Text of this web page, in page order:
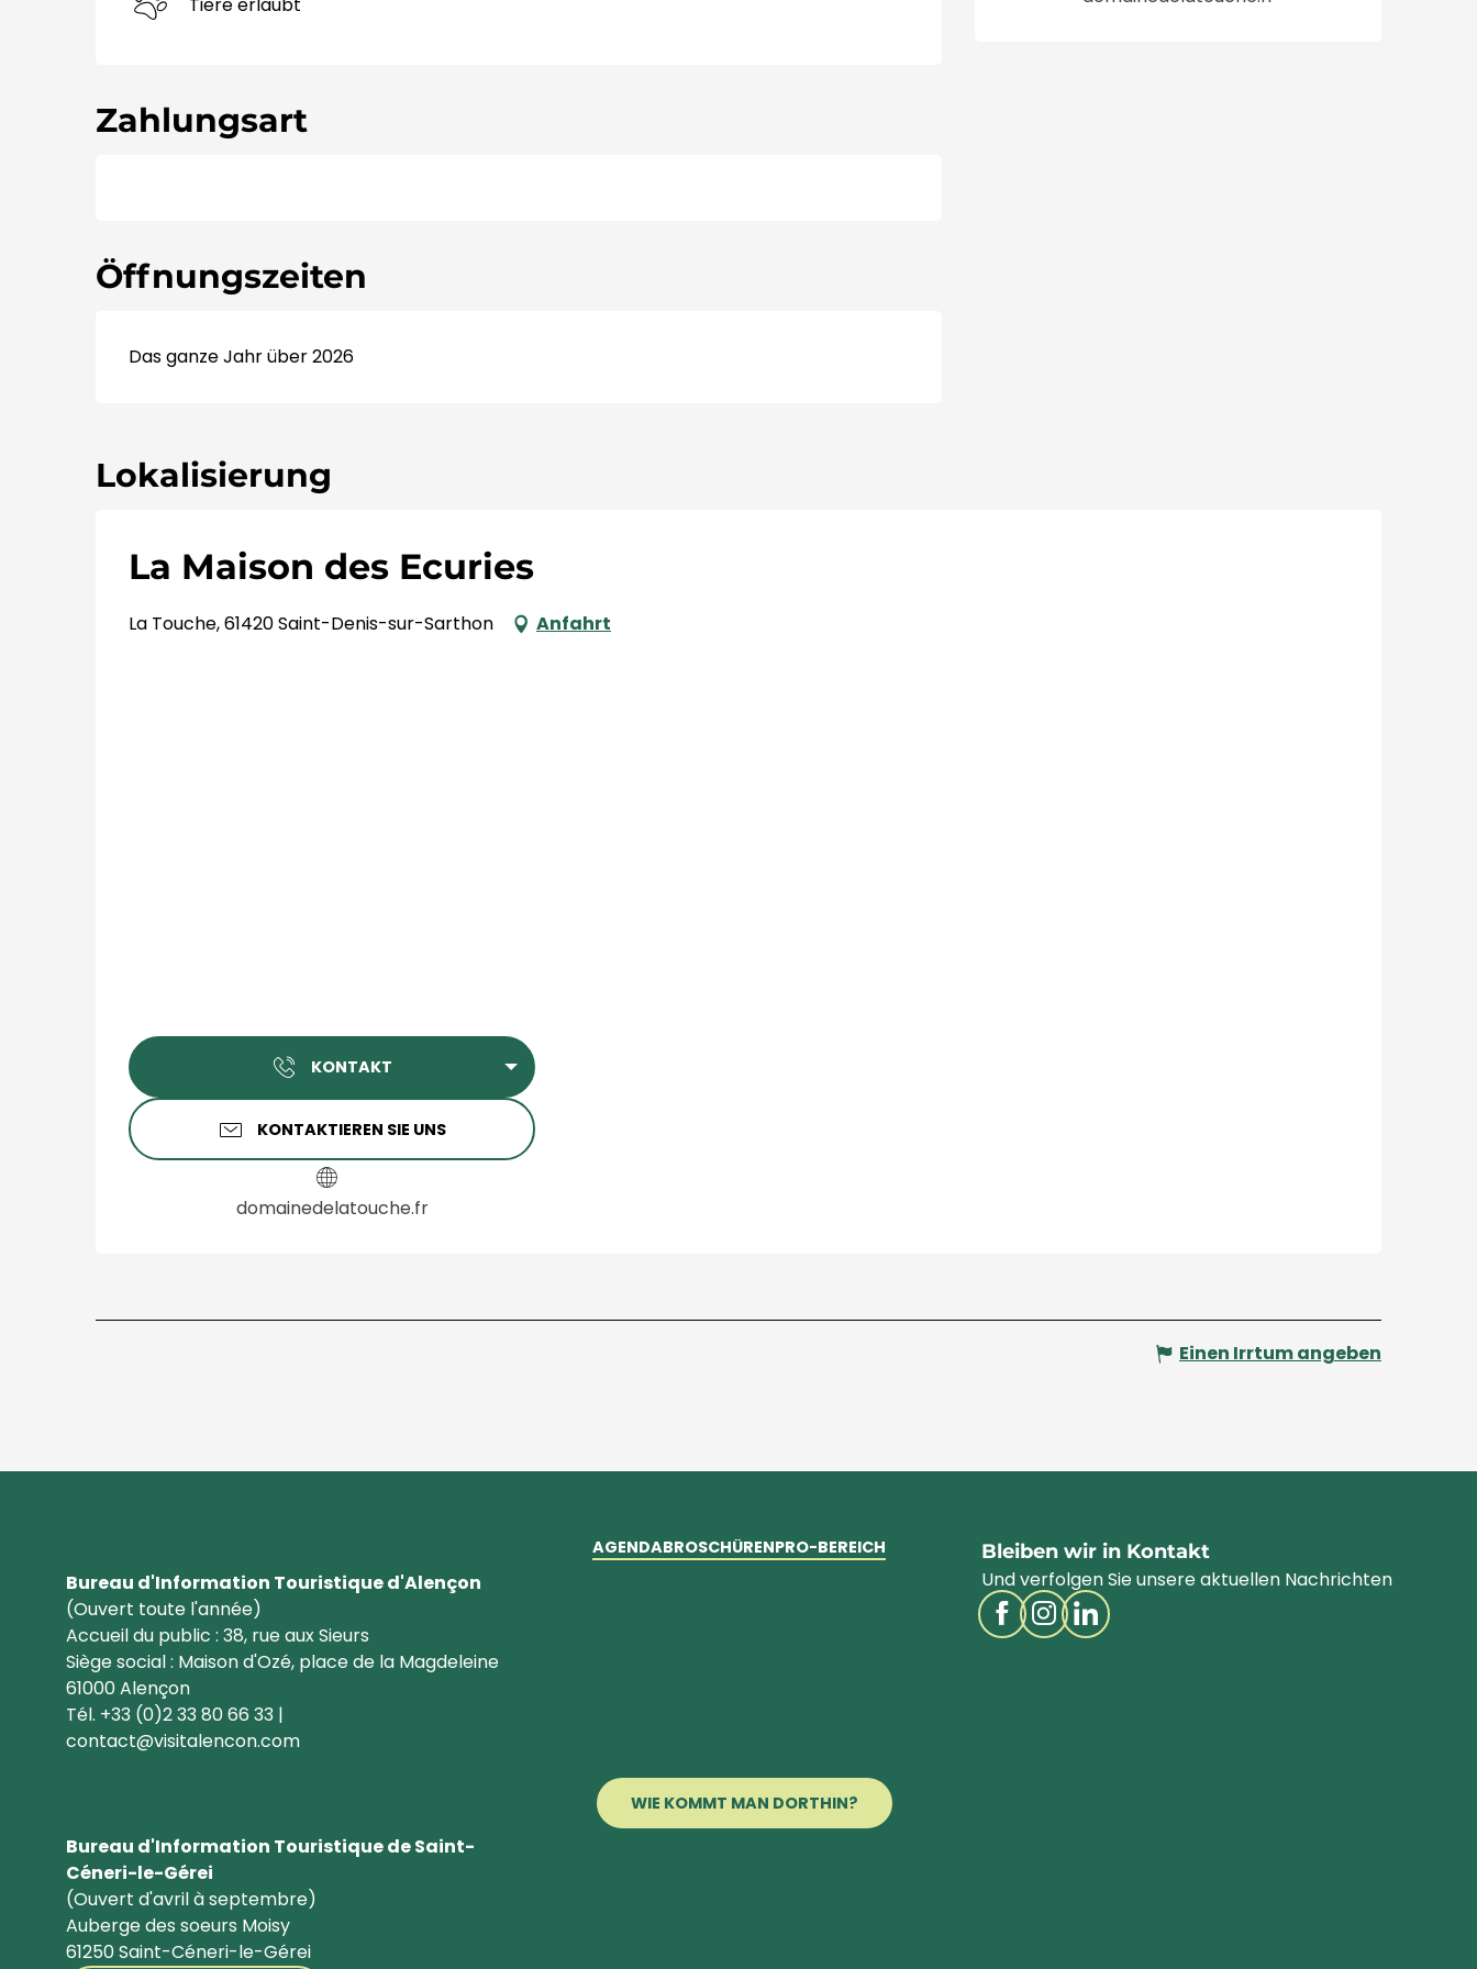
Tiere erlaubt
Zahlungsart
Öffnungszeiten
Das ganze Jahr über 2026
Lokalisierung
La Maison des Ecuries
La Touche, 61420 Saint-Denis-sur-Sarthon Anfahrt
KONTAKT
KONTAKTIEREN SIE UNS
domainedelatouche.fr
Einen Irrtum angeben
Bureau d'Information Touristique d'Alençon
(Ouvert toute l'année)
Accueil du public : 38, rue aux Sieurs
Siège social : Maison d'Ozé, place de la Magdeleine
61000 Alençon
Tél. +33 (0)2 33 80 66 33 |
contact@visitalencon.com
Bureau d'Information Touristique de Saint-
Céneri-le-Gérei
(Ouvert d'avril à septembre)
Auberge des soeurs Moisy
61250 Saint-Céneri-le-Gérei
WIE KOMMT MAN DORTHIN?
AGENDABROSCHÜRENPRO-BEREICH Bleiben wir in Kontakt
Und verfolgen Sie unsere aktuellen Nachrichten